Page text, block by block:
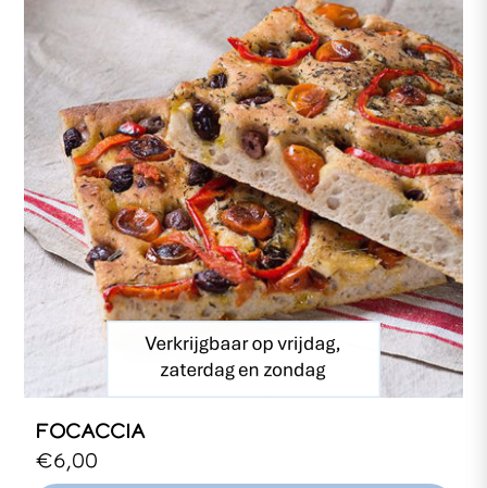
FOCACCIA
Focaccia belegd met wisselende groenten
van het seizoen.
€6,00